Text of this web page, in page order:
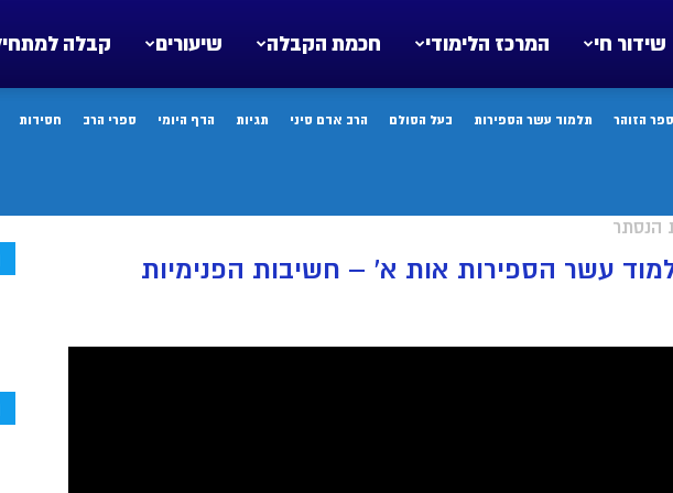
קבלה שיעורים חכמת הקבלה המרכז הלימודי שידור חי
ספר הזוהר תלמוד עשר הספירות בעל הסולם הרב אדם סיני תגיות הדף היומי ספרי הרב חסידות
הנסתר